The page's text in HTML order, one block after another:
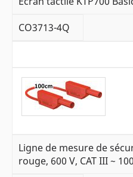
CO3713-4Q
Ligne de mesure de
rouge, 600 V, CAT III ~